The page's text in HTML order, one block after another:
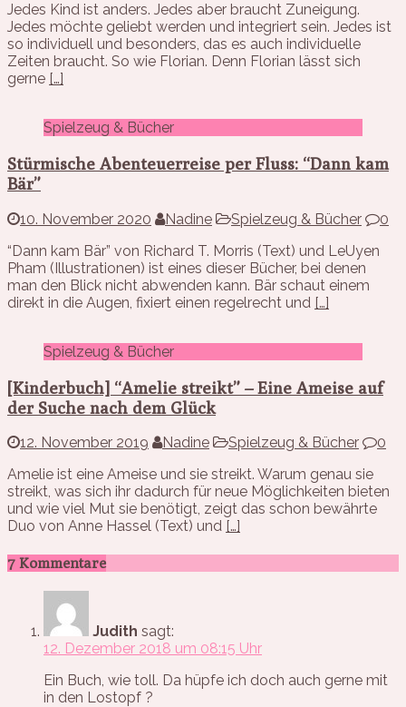
Jedes Kind ist anders. Jedes aber braucht Zuneigung.
Jedes möchte geliebt werden und integriert sein. Jedes ist
so individuell und besonders, das es auch individuelle
Zeiten braucht. So wie Florian. Denn Florian lässt sich
gerne […]
Spielzeug & Bücher
Stürmische Abenteuerreise per Fluss: “Dann kam
Bär”
10. November 2020 Nadine Spielzeug & Bücher
0
“Dann kam Bär” von Richard T. Morris (Text) und LeUyen
Pham (Illustrationen) ist eines dieser Bücher, bei denen
man den Blick nicht abwenden kann. Bär schaut einem
direkt in die Augen, fixiert einen regelrecht und […]
Spielzeug & Bücher
[Kinderbuch] “Amelie streikt” – Eine Ameise auf
der Suche nach dem Glück
12. November 2019 Nadine Spielzeug & Bücher
0
Amelie ist eine Ameise und sie streikt. Warum genau sie
streikt, was sich ihr dadurch für neue Möglichkeiten bieten
und wie viel Mut sie benötigt, zeigt das schon bewährte
Duo von Anne Hassel (Text) und […]
7 Kommentare
Judith sagt:
12. Dezember 2018 um 08:15 Uhr
Ein Buch, wie toll. Da hüpfe ich doch auch gerne mit
in den Lostopf ?